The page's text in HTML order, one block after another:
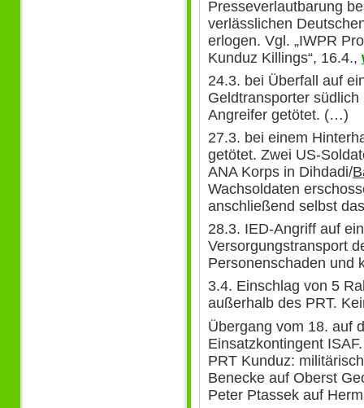
Presseverlautbarung
verlässlichen
erlogen. Vgl. „IWPR
Kunduz Killings“, 16.4.,
24.3. bei Überfall auf
Geldtransporter
Angreifer getötet. (…)
27.3. bei einem
getötet. Zwei US-
ANA Korps in Dihdadi/
Wachsoldaten
anschließend selbst
28.3. IED-Angriff auf
Versorgungstransport
Personenschaden und
3.4. Einschlag von 5
außerhalb des PRT.
Übergang vom 18. auf
Einsatzkontingent
PRT Kunduz:
Benecke auf Oberst
Peter Ptassek auf